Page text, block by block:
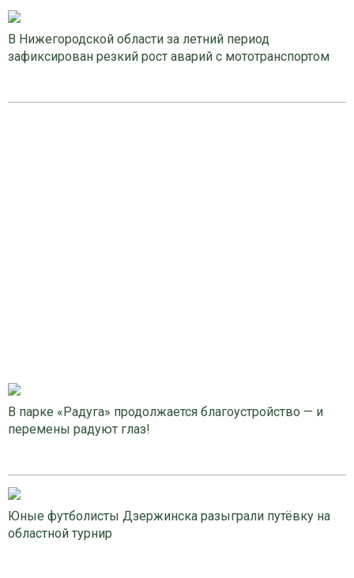
В Нижегородской области за летний период
зафиксирован резкий рост аварий с мототранспортом
В парке «Радуга» продолжается благоустройство — и
перемены радуют глаз!
Юные футболисты Дзержинска разыграли путёвку на
областной турнир